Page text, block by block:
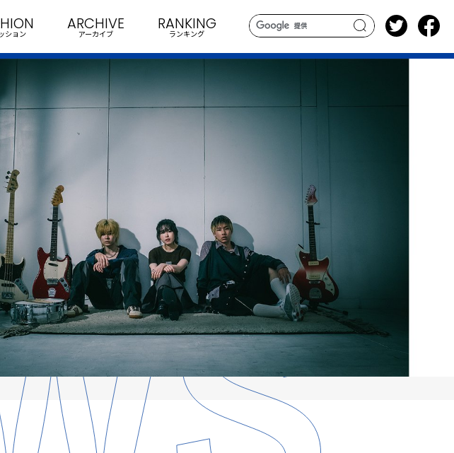
search
ション
ARCHIVE
アーカイブ
RANKING
ランキング